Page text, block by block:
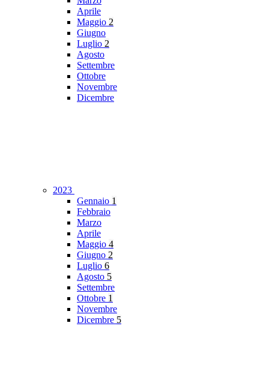
Aprile
Maggio 2
Giugno
Luglio 2
Agosto
Settembre
Ottobre
Novembre
Dicembre
2023
Gennaio 1
Febbraio
Marzo
Aprile
Maggio 4
Giugno 2
Luglio 6
Agosto 5
Settembre
Ottobre 1
Novembre
Dicembre 5